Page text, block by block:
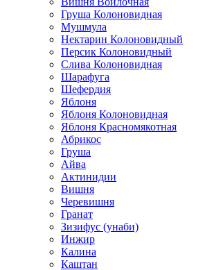
Груша Колоновидная
Мушмула
Нектарин Колоновидный
Персик Колоновидный
Слива Колоновидная
Шарафуга
Шефердия
Яблоня
Яблоня Колоновидная
Яблоня Красномякотная
Абрикос
Груша
Айва
Актинидии
Вишня
Черевишня
Гранат
Зизифус (унаби)
Инжир
Калина
Каштан